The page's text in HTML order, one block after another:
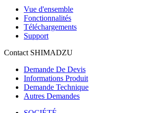
Vue d'ensemble
Fonctionnalités
Téléchargements
Support
Contact SHIMADZU
Demande De Devis
Informations Produit
Demande Technique
Autres Demandes